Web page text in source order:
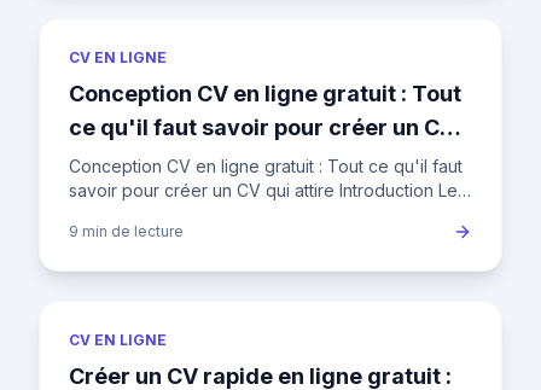
CV EN LIGNE
Conception CV en ligne gratuit : Tout
ce qu'il faut savoir pour créer un CV
qui attire
Conception CV en ligne gratuit : Tout ce qu'il faut
savoir pour créer un CV qui attire Introduction Le
expériences
9 min de lecture
CV EN LIGNE
Créer un CV rapide en ligne gratuit :